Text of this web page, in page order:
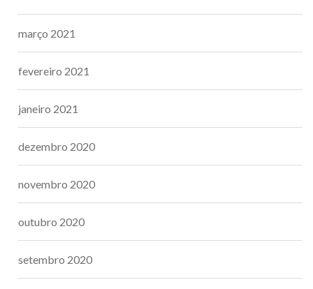
março 2021
fevereiro 2021
janeiro 2021
dezembro 2020
novembro 2020
outubro 2020
setembro 2020